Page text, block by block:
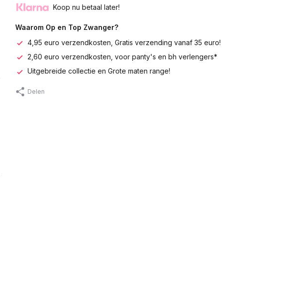
Koop nu betaal later!
Waarom Op en Top Zwanger?
4,95 euro verzendkosten, Gratis verzending vanaf 35 euro!
2,60 euro verzendkosten, voor panty's en bh verlengers*
Uitgebreide collectie en Grote maten range!
Delen